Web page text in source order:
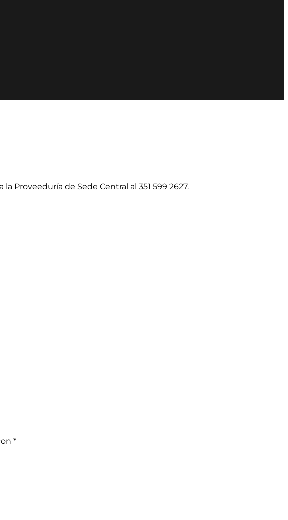
Proveeduría de Sede Central al 351 599 2627.
*